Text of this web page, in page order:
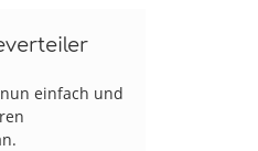
einfach und